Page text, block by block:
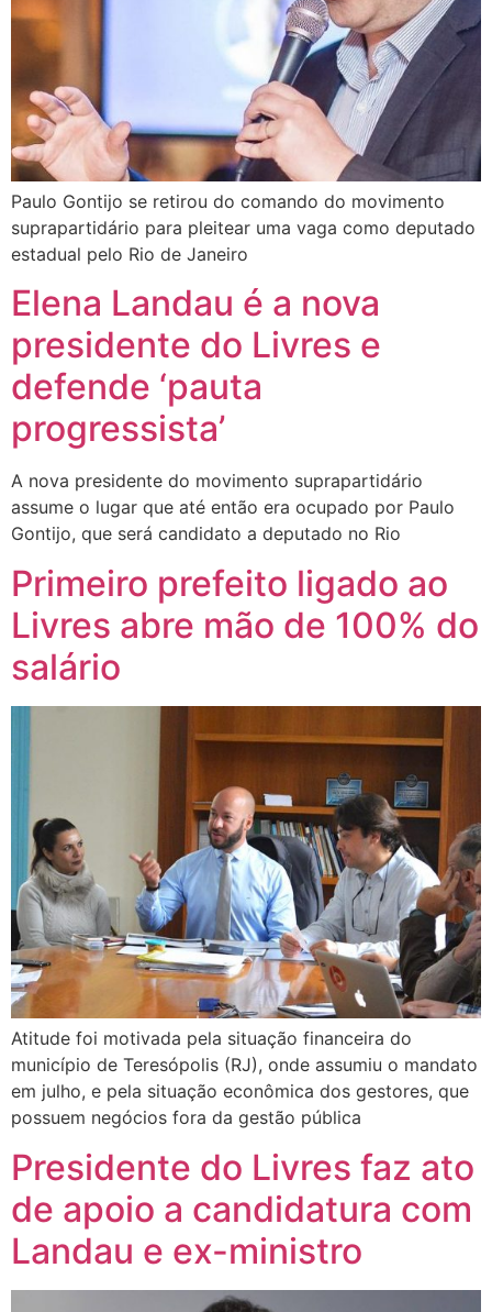
Paulo Gontijo se retirou do comando do movimento
suprapartidário para pleitear uma vaga como deputado
estadual pelo Rio de Janeiro
Elena Landau é a nova
presidente do Livres e
defende ‘pauta
progressista’
A nova presidente do movimento suprapartidário
assume o lugar que até então era ocupado por Paulo
Gontijo, que será candidato a deputado no Rio
Primeiro prefeito ligado ao
Livres abre mão de 100% do
salário
Atitude foi motivada pela situação financeira do
município de Teresópolis (RJ), onde assumiu o mandato
em julho, e pela situação econômica dos gestores, que
possuem negócios fora da gestão pública
Presidente do Livres faz ato
de apoio a candidatura com
Landau e ex-ministro